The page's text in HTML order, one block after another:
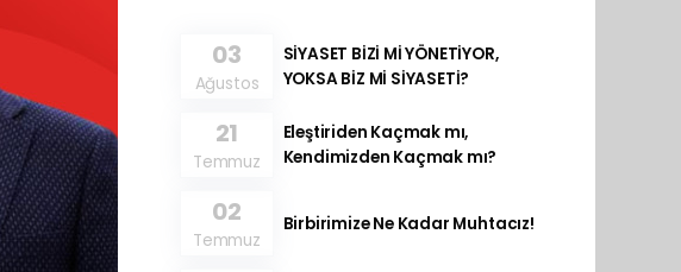
03
Ağustos
SİYASET BİZİ Mİ YÖNETİYOR,
YOKSA BİZ Mİ SİYASETİ?
21
Temmuz
Eleştiriden Kaçmak mı,
Kendimizden Kaçmak mı?
02
Temmuz
Birbirimize Ne Kadar Muhtacız!